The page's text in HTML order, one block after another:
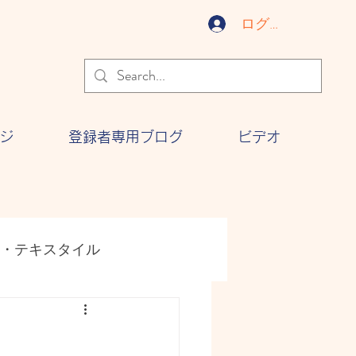
ログイン
登録者専用ブログ ビデオ
テキスタイル